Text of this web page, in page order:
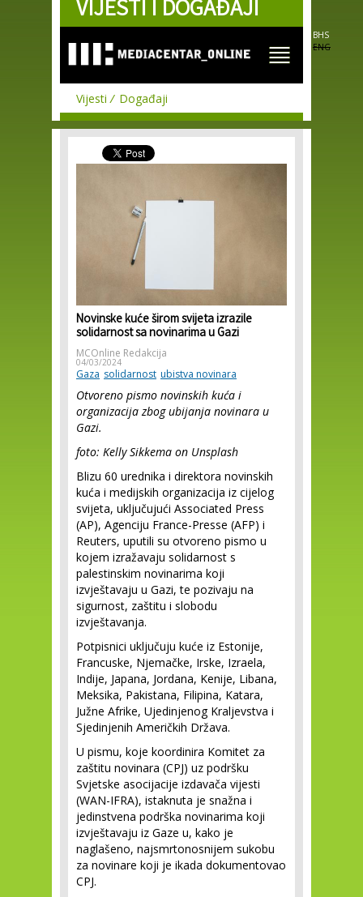
Skip to
main
VIJESTI I DOGAĐAJI
BHS
ENG
Vijesti Događaji
Novinske kuće širom svijeta izrazile
solidarnost sa novinarima u Gazi
MCOnline Redakcija
04/03/2024
Gaza solidarnost ubistva novinara
Otvoreno pismo novinskih kuća i
organizacija zbog ubijanja novinara u
Gazi.
foto: Kelly Sikkema on Unsplash
Blizu 60 urednika i direktora novinskih
kuća i medijskih organizacija iz cijelog
svijeta, uključujući Associated Press
(AP), Agenciju France-Presse (AFP) i
Reuters, uputili su otvoreno pismo u
kojem izražavaju solidarnost s
palestinskim novinarima koji
izvještavaju u Gazi, te pozivaju na
sigurnost, zaštitu i slobodu
izvještavanja.
Potpisnici uključuju kuće iz Estonije,
Francuske, Njemačke, Irske, Izraela,
Indije, Japana, Jordana, Kenije, Libana,
Meksika, Pakistana, Filipina, Katara,
Južne Afrike, Ujedinjenog Kraljevstva i
Sjedinjenih Američkih Država.
U pismu, koje koordinira Komitet za
zaštitu novinara (CPJ) uz podršku
Svjetske asocijacije izdavača vijesti
(WAN-IFRA), istaknuta je snažna i
jedinstvena podrška novinarima koji
izvještavaju iz Gaze u, kako je
naglašeno, najsmrtonosnijem sukobu
za novinare koji je ikada dokumentovao
CPJ.